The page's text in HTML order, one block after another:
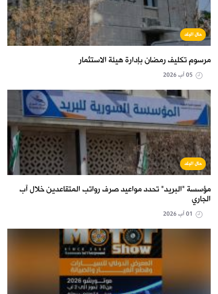
حال البلد
مرسوم تكليف رمضان بإدارة هيئة الاستثمار
حال البلد
مؤسسة "البريد" تحدد مواعيد صرف رواتب المتقاعدين خلال آب
الجاري